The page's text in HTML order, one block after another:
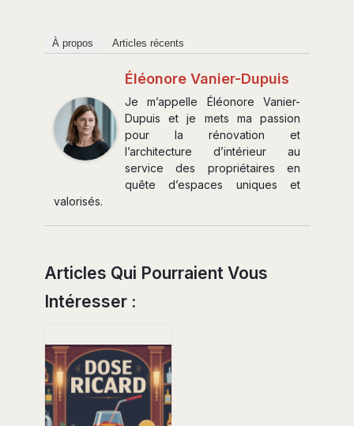
À propos Articles récents
Éléonore Vanier-Dupuis
Je m’appelle Éléonore Vanier-
Dupuis et je mets ma passion
pour la rénovation et
l’architecture d’intérieur au
service des propriétaires en
quête d’espaces uniques et
valorisés.
Articles Qui Pourraient Vous
Intéresser :